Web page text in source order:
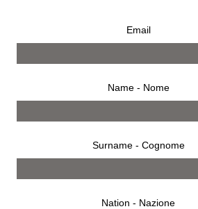
Email
Name - Nome
Surname - Cognome
Nation - Nazione